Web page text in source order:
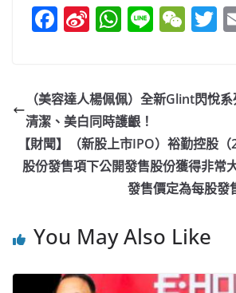
F
e
b
o
o
Si
W
ei
b
o
W
s
A
p
p
Li W
h
T
（美容達人楊佩佩）全新Glint閃悅
清潔、美白同時護齦！
【財聞】（新股上市IPO）裕勤控股
股份發售項下公開發售股份獲得非常
發售價定為每股發
You May Also Like